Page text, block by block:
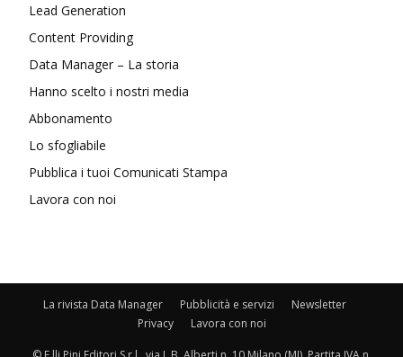
Lead Generation
Content Providing
Data Manager – La storia
Hanno scelto i nostri media
Abbonamento
Lo sfogliabile
Pubblica i tuoi Comunicati Stampa
Lavora con noi
La rivista Data Manager Pubblicità e servizi
Newsletter
Privacy
Lavora con noi